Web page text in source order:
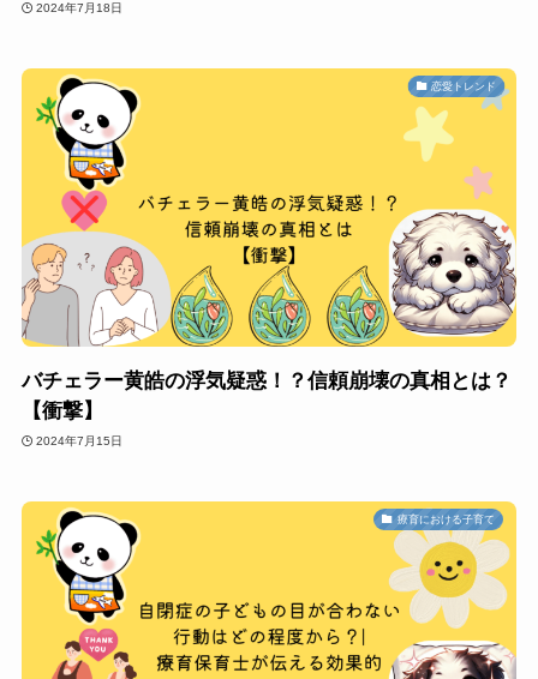
2024年7月18日
恋愛トレンド
バチェラー黄皓の浮気疑惑！？信頼崩壊の真相とは？
【衝撃】
2024年7月15日
療育における子育て